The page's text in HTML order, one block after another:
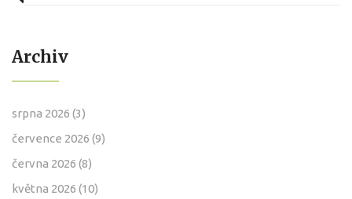
Archiv
srpna 2026 (3)
července 2026 (9)
června 2026 (8)
května 2026 (10)